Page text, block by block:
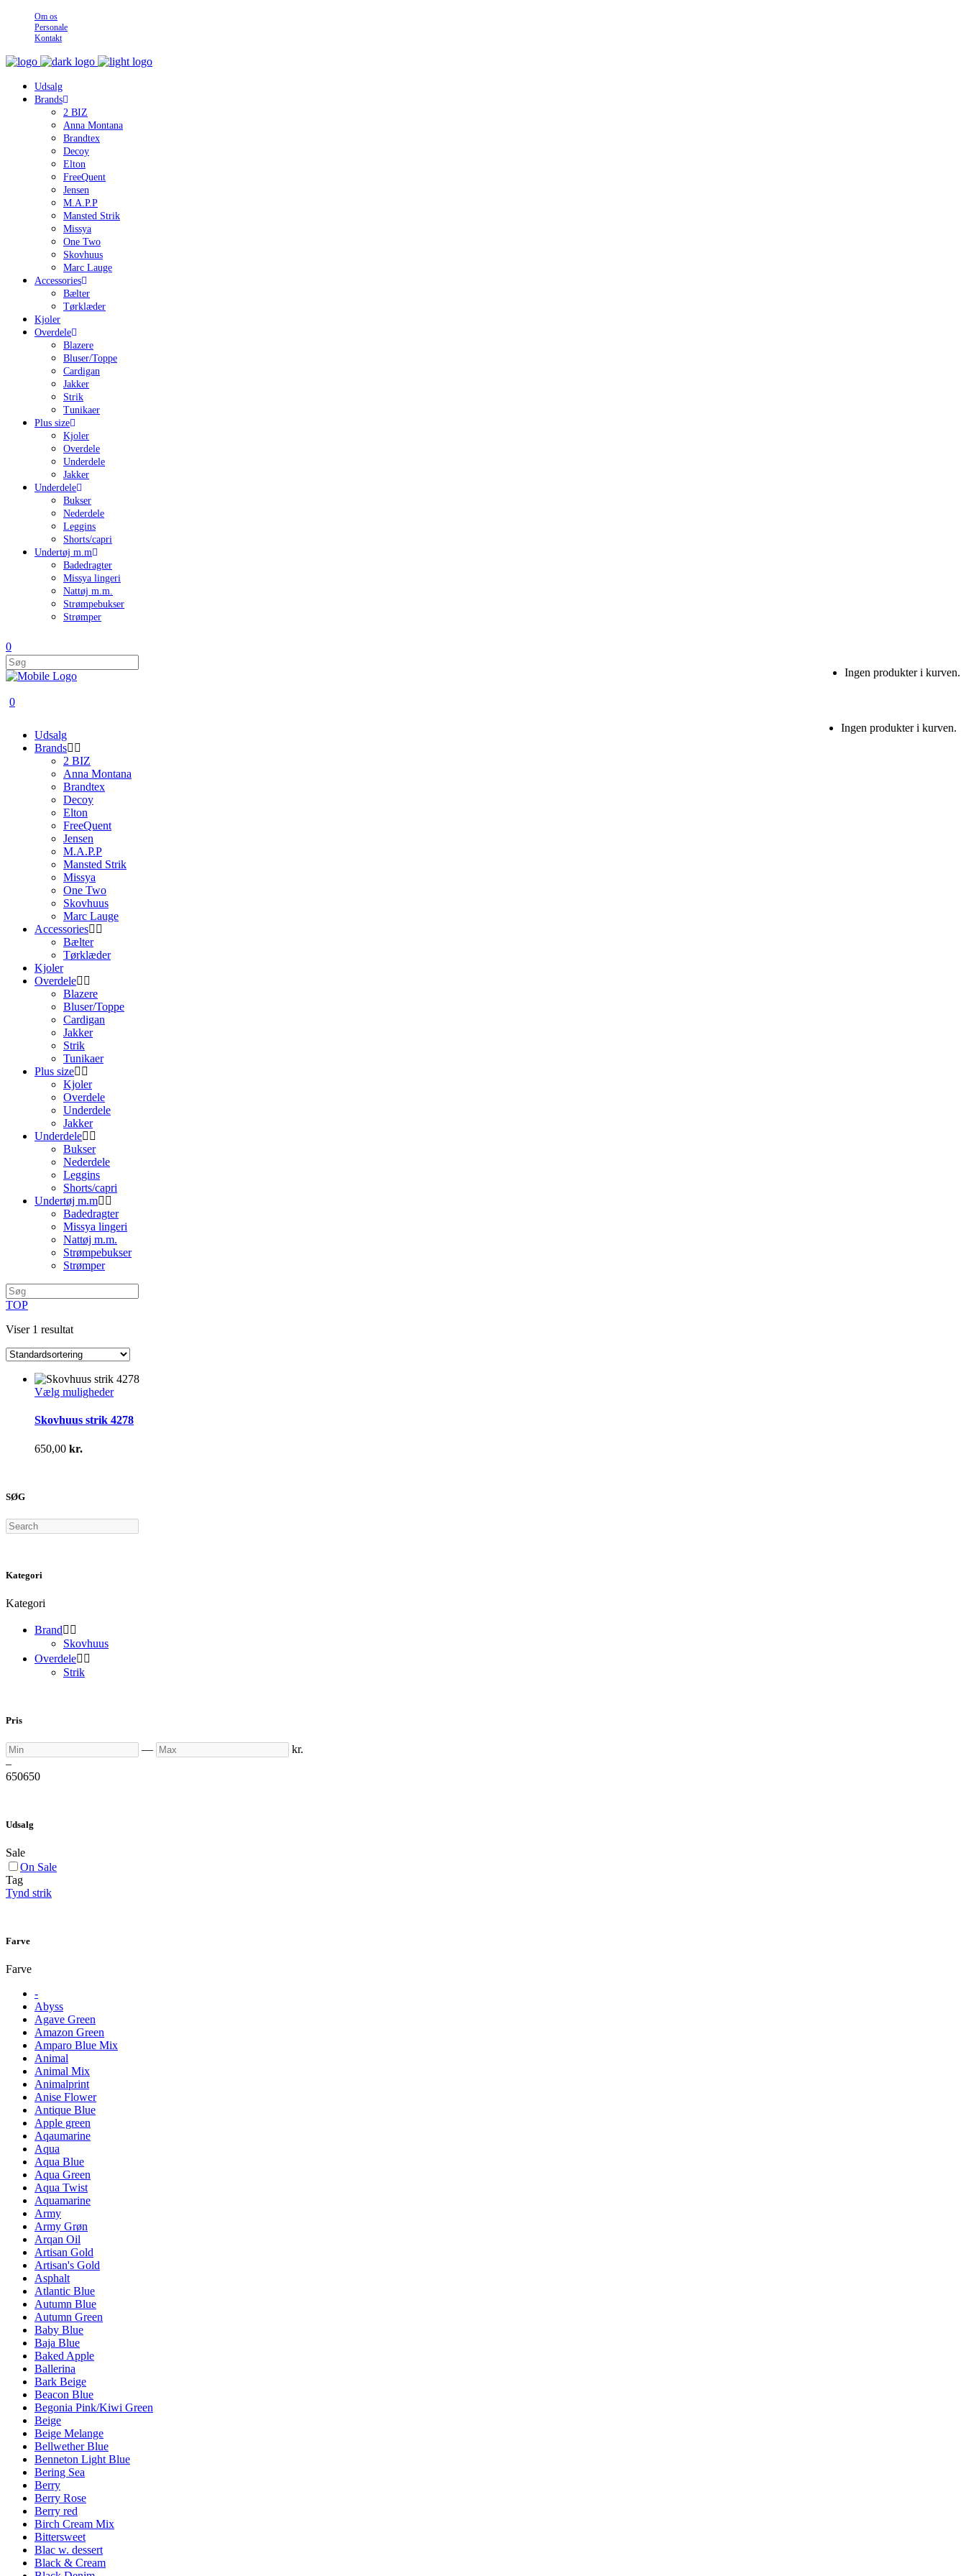
Om os
Personale
Kontakt
Udsalg
Brands
2 BIZ
Anna Montana
Brandtex
Decoy
Elton
FreeQuent
Jensen
M.A.P.P
Mansted Strik
Missya
One Two
Skovhuus
Marc Lauge
Accessories
Bælter
Tørklæder
Kjoler
Overdele
Blazere
Bluser/Toppe
Cardigan
Jakker
Strik
Tunikaer
Plus size
Kjoler
Overdele
Underdele
Jakker
Underdele
Bukser
Nederdele
Leggins
Shorts/capri
Undertøj m.m
Badedragter
Missya lingeri
Nattøj m.m.
Strømpebukser
Strømper
0
Ingen produkter i kurven.
0
Ingen produkter i kurven.
Udsalg
Brands
2 BIZ
Anna Montana
Brandtex
Decoy
Elton
FreeQuent
Jensen
M.A.P.P
Mansted Strik
Missya
One Two
Skovhuus
Marc Lauge
Accessories
Bælter
Tørklæder
Kjoler
Overdele
Blazere
Bluser/Toppe
Cardigan
Jakker
Strik
Tunikaer
Plus size
Kjoler
Overdele
Underdele
Jakker
Underdele
Bukser
Nederdele
Leggins
Shorts/capri
Undertøj m.m
Badedragter
Missya lingeri
Nattøj m.m.
Strømpebukser
Strømper
TOP
Viser 1 resultat
Vælg mulighederDette
har
Skovhuus strik 4278
650,00 kr.
SØG
Search
Kategori
Kategori
Brand 
Skovhuus
Overdele 
Strik
Pris
Min — Max
kr.
–
650650
Udsalg
Sale
On Sale
Tag
Tynd strik
Farve
Farve
-
Abyss
Agave Green
Amazon Green
Amparo Blue Mix
Animal
Animal Mix
Animalprint
Anise Flower
Antique Blue
Apple green
Aqaumarine
Aqua
Aqua Blue
Aqua Green
Aqua Twist
Aquamarine
Army
Army Grøn
Arqan Oil
Artisan Gold
Artisan's Gold
Asphalt
Atlantic Blue
Autumn Blue
Autumn Green
Baby Blue
Baja Blue
Baked Apple
Ballerina
Bark Beige
Beacon Blue
Begonia Pink/Kiwi Green
Beige
Beige Melange
Bellwether Blue
Benneton Light Blue
Bering Sea
Berry
Berry Rose
Berry red
Birch Cream Mix
Bittersweet
Blac w. dessert
Black & Cream